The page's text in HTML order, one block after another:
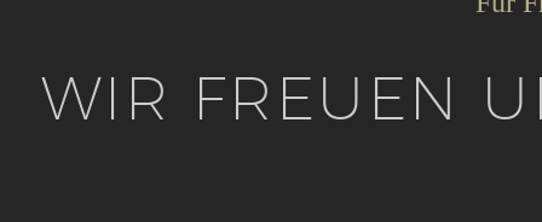
WIR FREUEN